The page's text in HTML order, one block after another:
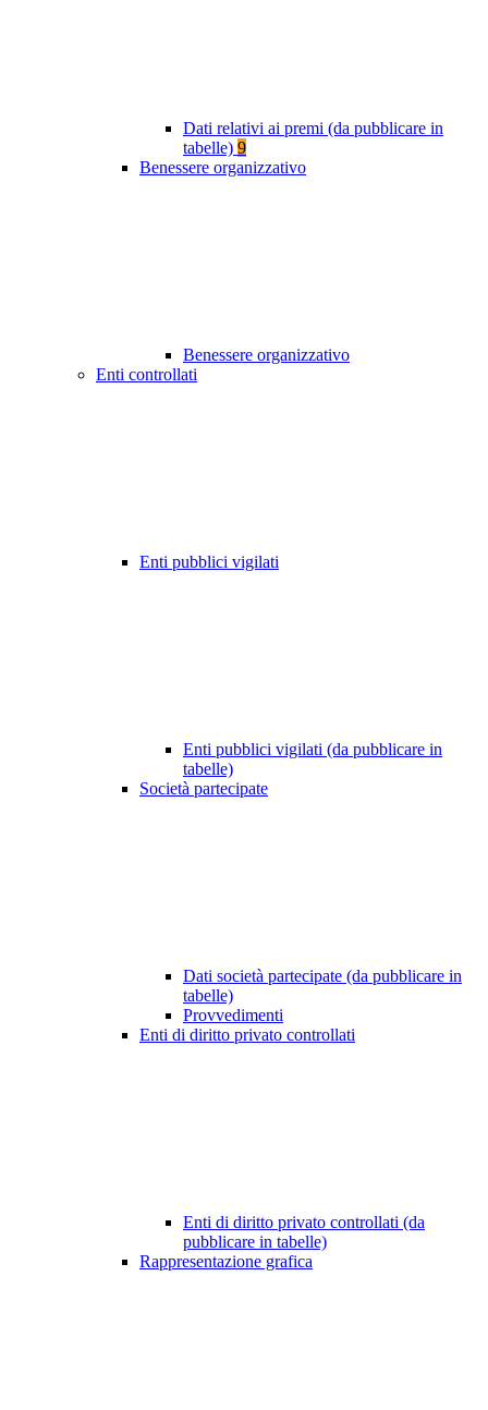
Dati relativi ai premi (da pubblicare in
tabelle) 9
Benessere organizzativo
Benessere organizzativo
Enti controllati
Enti pubblici vigilati
Enti pubblici vigilati (da pubblicare in
tabelle)
Società partecipate
Dati società partecipate (da pubblicare in
tabelle)
Provvedimenti
Enti di diritto privato controllati
Enti di diritto privato controllati (da
pubblicare in tabelle)
Rappresentazione grafica